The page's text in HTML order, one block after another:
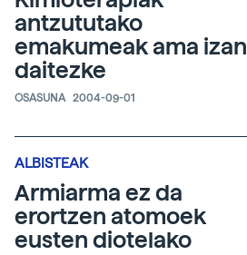
antzututako
emakumeak ama izan
daitezke
OSASUNA 2004-09-01
ALBISTEAK
Armiarma ez da
erortzen atomoek
eusten diotelako